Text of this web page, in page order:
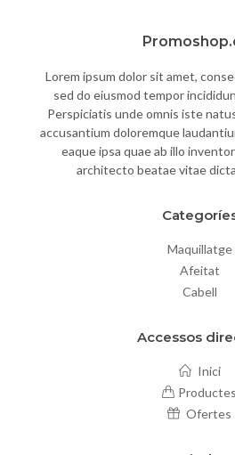
Lorem ipsum dolor sit amet,
sed do eiusmod tempor
Perspiciatis unde omnis iste
accusantium doloremque
eaque ipsa quae ab illo
architecto beatae vitae
Maquillatge
Afeitat
Cabell
Accessos
Inici
Productes
Ofertes